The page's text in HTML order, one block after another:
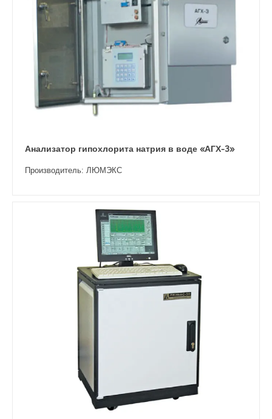
Анализатор гипохлорита натрия в воде «АГХ-3»
Производитель: ЛЮМЭКС